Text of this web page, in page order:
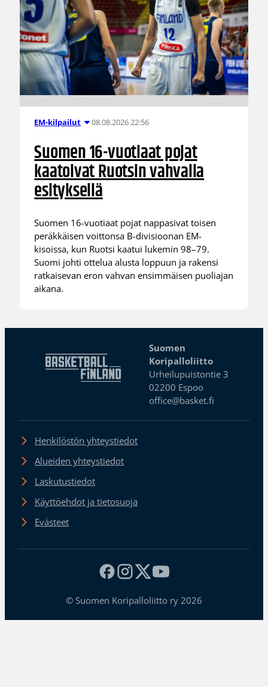
EM-kilpailut 08.08.2026 22:56
Suomen 16-vuotiaat pojat
kaatoivat Ruotsin vahvalla
esityksellä
Suomen 16-vuotiaat pojat nappasivat toisen
peräkkäisen voittonsa B-divisioonan EM-
kisoissa, kun Ruotsi kaatui lukemin 98–79.
Suomi johti ottelua alusta loppuun ja rakensi
ratkaisevan eron vahvan ensimmäisen puoliajan
aikana.
Suomen
Koripalloliitto
Urheilupuistontie 3
02200 Espoo
office@basket.fi
Henkilöstön yhteystiedot
Alueiden yhteystiedot
Laskutustiedot
Käyttöehdot ja tietosuoja
Evästeet
© Suomen Koripalloliitto ry 2026